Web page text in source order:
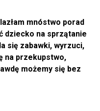
mnóstwo porad
dziecko na sprzątanie
się zabawki, wyrzuci,
na przekupstwo,
możemy się bez